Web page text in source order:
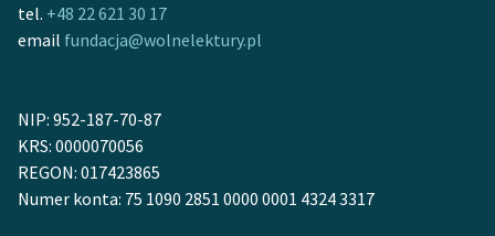
Deklaracja dostępności
tel. +48 22 621 30 17
email fundacja@wolnelektury.pl
NIP: 952-187-70-87
KRS: 0000070056
REGON: 017423865
Numer konta: 75 1090 2851 0000 0001 4324 3317